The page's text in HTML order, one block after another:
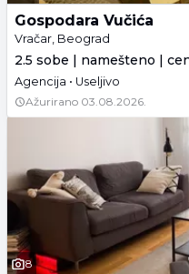
Gospodara Vučića
Vračar, Beograd
2.5 sobe | namešteno |
Agencija • Useljivo
Ažurirano 03.08.2026.
8